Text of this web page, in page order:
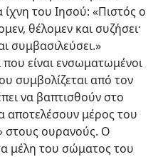
του Ιησού: «Πιστός ο
θέλομεν και συζήσει·
συμβασιλεύσει.»
που είναι ενσωματωμένοι
συμβολίζεται από τον
να βαπτισθούν στο
αποτελέσουν μέρος του
στους ουρανούς. Ο
μέλη του σώματος του